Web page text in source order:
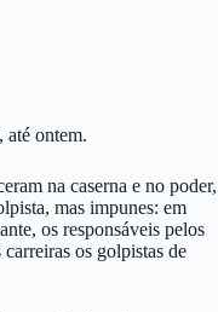
até ontem.
na caserna e no poder,
mas impunes: em
os responsáveis pelos
os golpistas de